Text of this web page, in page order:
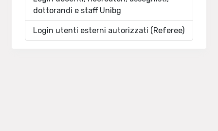
dottorandi e staff Unibg
Login utenti esterni autorizzati (Referee)